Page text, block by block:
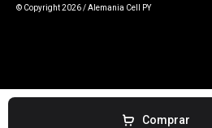
Comprar
© Copyright 2026 / Alemania Cell PY